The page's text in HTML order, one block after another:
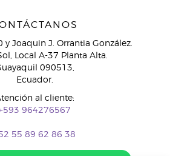
y Joaquin J. Orrantia González.
Local A-37 Planta Alta.
090513,
Ecuador.
al cliente:
964276567
55 89 62 86 38